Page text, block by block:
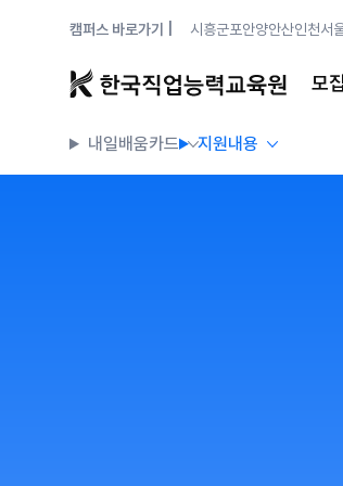
캠퍼스 바로가기 | 시흥군포안양안산인천서
모
내일배움카드 지원내용